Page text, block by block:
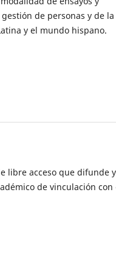
de personas y de la
y el mundo hispano.
libre acceso que difunde y
de vinculación con